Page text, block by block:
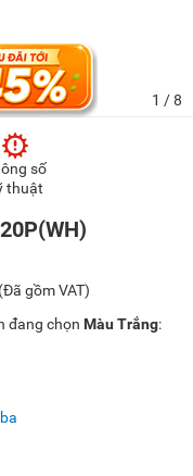
1 / 8
số
thuật
(Đã gồm VAT)
đang chọn Màu Trắng: